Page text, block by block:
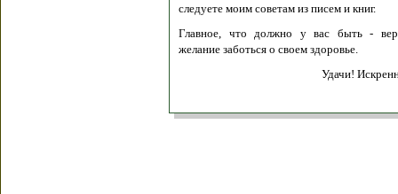
следуете моим советам из писем и книг.
Главное, что должно у вас быть -
желание заботься о своем здоровье.
Удачи!